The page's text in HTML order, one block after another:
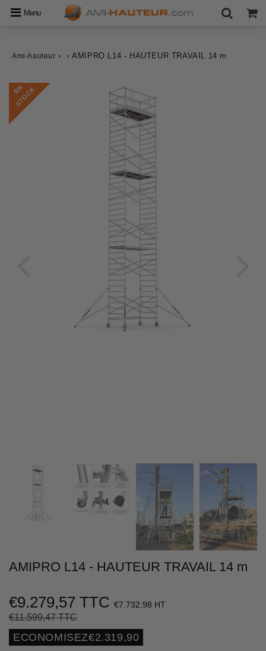
Menu
Ami-hauteur › › AMIPRO L14 - HAUTEUR TRAVAIL 14 m
E
N
S
T
O
C
K
AMIPRO L14 - HAUTEUR TRAVAIL 14 m
€9.279,57 TTC €7.732,98 HT
€11.599,47 TTC
régulier
réduit
Unit
price
ECONOMISEZ€2.319,90